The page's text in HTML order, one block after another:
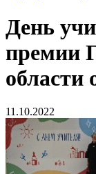
День
премии
области
11.10.2022